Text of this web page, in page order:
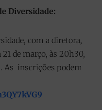
Diversidade:
com a diretora,
de março, às 20h30,
As inscrições podem